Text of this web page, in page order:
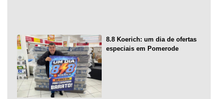
8.8 Koerich: um dia de ofertas
especiais em Pomerode